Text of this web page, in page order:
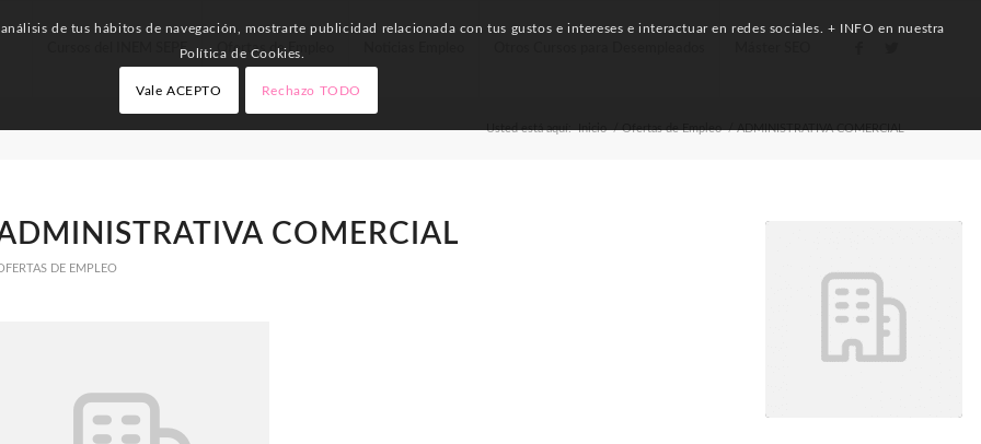
Cursos del INEM SEPE Ofertas de Empleo
Usted está aquí: Inicio / Ofertas de Empleo / ADMINISTRATIVA COMERCIAL
COMERCIAL
DE EMPLEO
de tus hábitos de navegación, mostrarte publicidad relacionada con tus gustos e intereses e interactuar en redes sociales. + INFO en nuestra
Política de Cookies.
Vale ACEPTO Rechazo TODO